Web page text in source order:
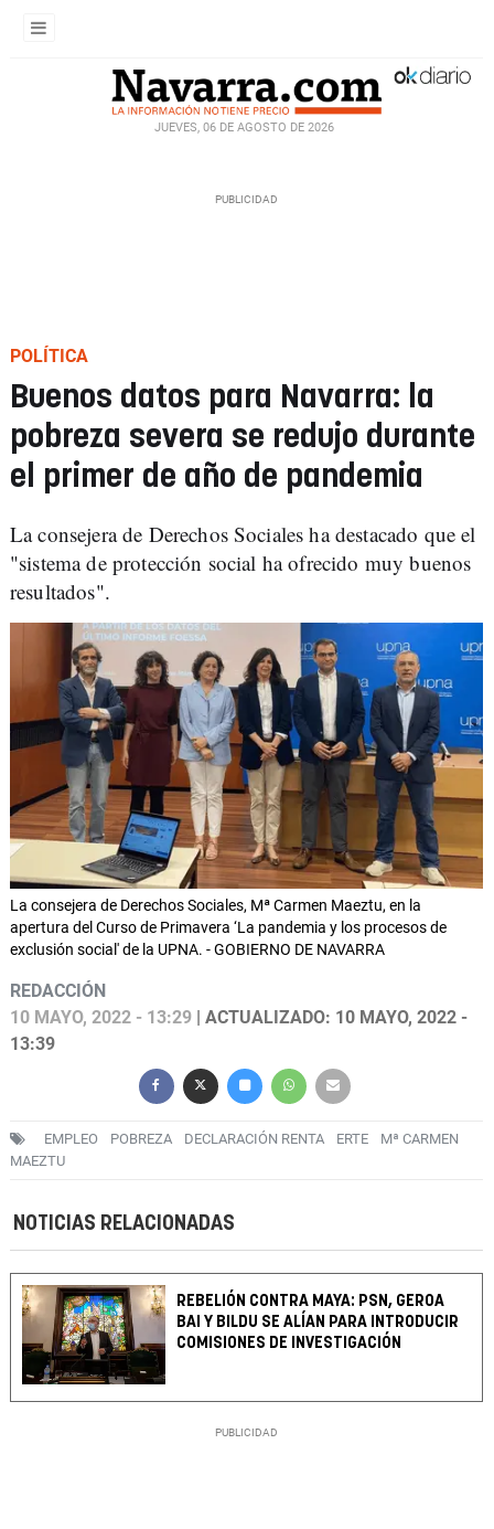
JUEVES, 06 DE AGOSTO DE 2026
POLÍTICA
Buenos datos para Navarra: la
pobreza severa se redujo durante
el primer de año de pandemia
La consejera de Derechos Sociales ha destacado que el
"sistema de protección social ha ofrecido muy buenos
resultados".
La consejera de Derechos Sociales, Mª Carmen Maeztu, en la
apertura del Curso de Primavera ‘La pandemia y los procesos de
exclusión social' de la UPNA. - GOBIERNO DE NAVARRA
REDACCIÓN
10 MAYO, 2022 - 13:29 | ACTUALIZADO: 10 MAYO, 2022 -
13:39
EMPLEO POBREZA DECLARACIÓN RENTA ERTE
Mª CARMEN
MAEZTU
NOTICIAS RELACIONADAS
REBELIÓN CONTRA MAYA: PSN, GEROA
BAI Y BILDU SE ALÍAN PARA INTRODUCIR
COMISIONES DE INVESTIGACIÓN